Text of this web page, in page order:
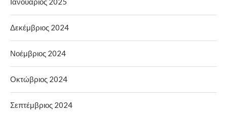
Δεκέμβριος 2024
Νοέμβριος 2024
Οκτώβριος 2024
Σεπτέμβριος 2024